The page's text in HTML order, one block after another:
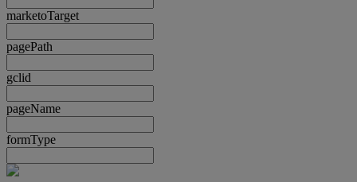
marketoTarget
pagePath
gclid
pageName
formType